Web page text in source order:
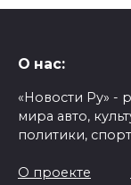
О нас:
«Новости Ру» -
мира авто,
политики,
О проекте